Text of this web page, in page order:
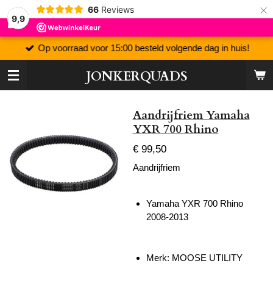
9,9
66 Reviews ×
JONKERQUADS
Op voorraad voor 15:00 besteld volgende dag in huis!
Aandrijfriem Yamaha
YXR 700 Rhino
€ 99,50
Aandrijfriem
Yamaha YXR 700 Rhino
2008-2013
Merk: MOOSE UTILITY